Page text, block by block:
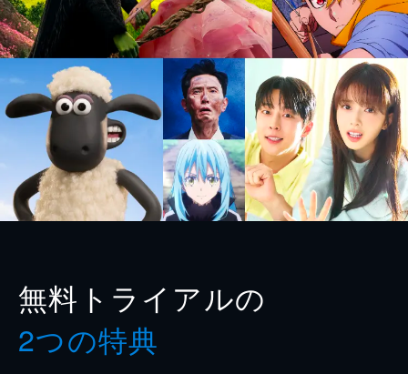
無料トライアルの
2つの特典